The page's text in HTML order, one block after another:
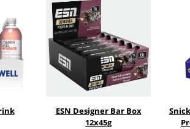
ESN Designer Bar Box
12x45g